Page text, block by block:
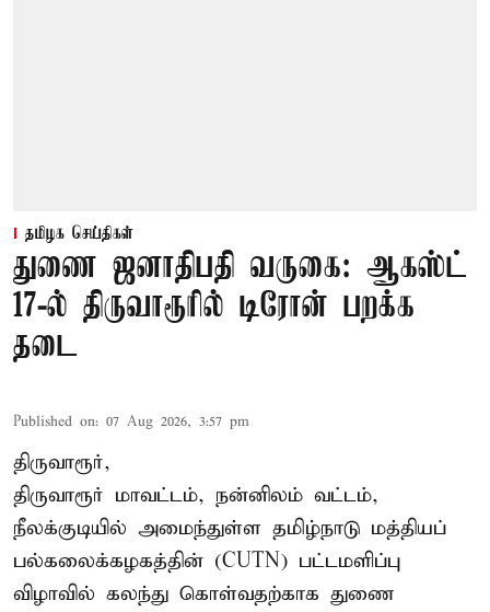
தமிழக செய்திகள்
துணை ஜனாதிபதி வருகை: ஆகஸ்ட்
17-ல் திருவாரூரில் டிரோன் பறக்க
தடை
Published on: 07 Aug 2026, 3:57 pm
திருவாரூர்,
திருவாரூர் மாவட்டம், நன்னிலம் வட்டம்,
நீலக்குடியில் அமைந்துள்ள தமிழ்நாடு மத்தியப்
பல்கலைக்கழகத்தின் (CUTN) பட்டமளிப்பு
விழாவில் கலந்து கொள்வதற்காக துணை